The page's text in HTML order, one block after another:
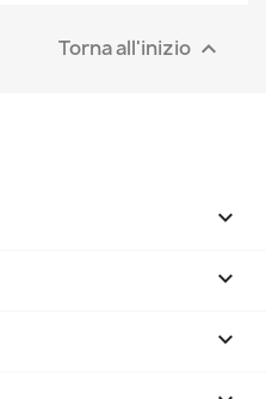
Torna all'inizio 


